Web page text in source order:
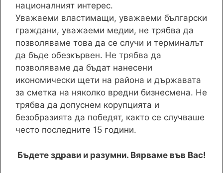
националният интерес.
Уважаеми властимащи, уважаеми български
граждани, уважаеми медии, не трябва да
позволяваме това да се случи и терминалът
да бъде обезкървен. Не трябва да
позволяваме да бъдат нанесени
икономически щети на района и държавата
за сметка на няколко вредни бизнесмена. Не
трябва да допуснем корупцията и
безобразията да победят, както се случваше
често последните 15 години.
Бъдете здрави и разумни. Вярваме във Вас!